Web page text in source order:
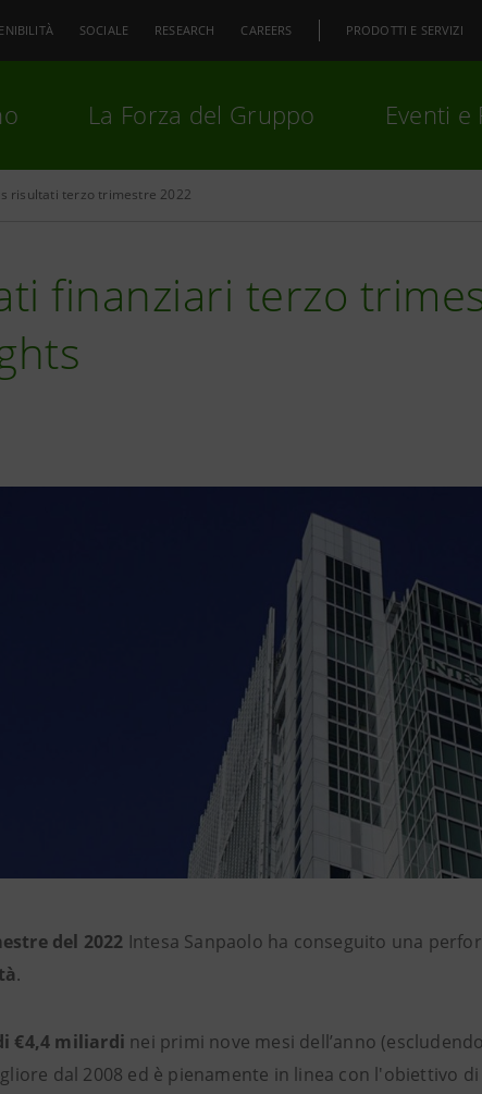
SOCIALE RESEARCH CAREERS PRODOTTI E SERVIZI
La Forza del Gruppo Eventi e
risultati terzo trimestre 2022
finanziari terzo
del 2022 Intesa Sanpaolo ha conseguito una
.
€4,4 miliardi nei primi nove mesi dell’anno
dal 2008 ed è pienamente in linea con l'obiettivo